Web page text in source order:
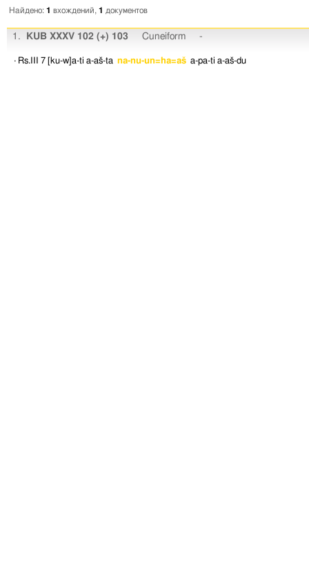
Найдено: 1 вхождений, 1 документов
1. KUB XXXV 102 (+) 103 Cuneiform -
· Rs.III 7 [ku-w]a-ti a-aš-ta na-nu-un=ha=aš a-pa-ti a-aš-du